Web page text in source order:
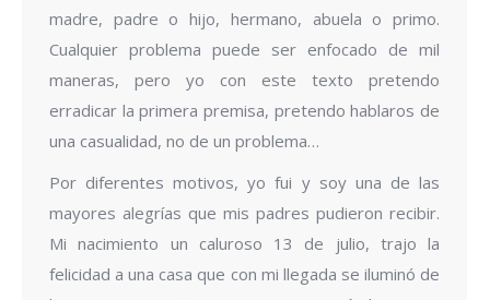
madre, padre o hijo, hermano, abuela o primo.
Cualquier problema puede ser enfocado de mil
maneras, pero yo con este texto pretendo
erradicar la primera premisa, pretendo hablaros de
una casualidad, no de un problema…
Por diferentes motivos, yo fui y soy una de las
mayores alegrías que mis padres pudieron recibir.
Mi nacimiento un caluroso 13 de julio, trajo la
felicidad a una casa que con mi llegada se iluminó de